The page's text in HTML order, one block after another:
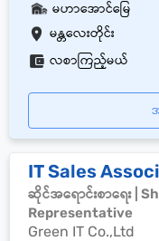
မန္တလေးတိုင်း
မဟာအောင်မြေ
လစာကြည့်မယ်
IT Sales
ဆိုင်အရောင်းစာရေး |
Representative
Green IT Co.,Ltd